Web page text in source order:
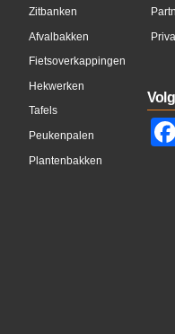
Zitbanken
Afvalbakken
Fietsoverkappingen
Hekwerken
Tafels
Peukenpalen
Plantenbakken